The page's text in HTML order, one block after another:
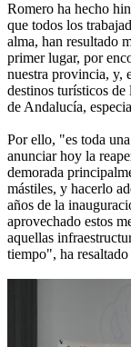
Romero ha hecho
que todos los
alma, han resultado
primer lugar, por
nuestra provincia, y,
destinos turísticos
de Andalucía,
Por ello, "es toda
anunciar hoy la
demorada
mástiles, y hacerlo
años de la
aprovechado estos
aquellas
tiempo", ha